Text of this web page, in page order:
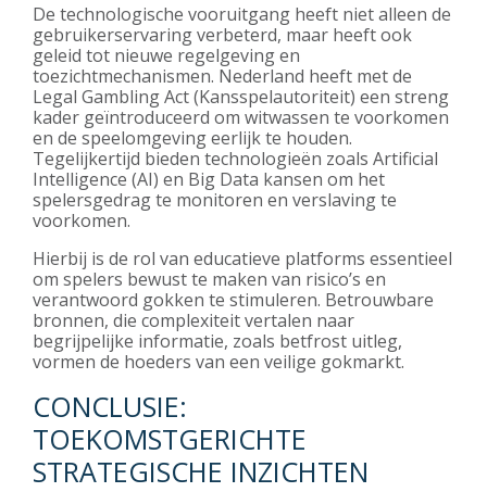
De technologische vooruitgang heeft niet alleen de
gebruikerservaring verbeterd, maar heeft ook
geleid tot nieuwe regelgeving en
toezichtmechanismen. Nederland heeft met de
Legal Gambling Act (Kansspelautoriteit) een streng
kader geïntroduceerd om witwassen te voorkomen
en de speelomgeving eerlijk te houden.
Tegelijkertijd bieden technologieën zoals Artificial
Intelligence (AI) en Big Data kansen om het
spelersgedrag te monitoren en verslaving te
voorkomen.
Hierbij is de rol van educatieve platforms essentieel
om spelers bewust te maken van risico’s en
verantwoord gokken te stimuleren. Betrouwbare
bronnen, die complexiteit vertalen naar
begrijpelijke informatie, zoals betfrost uitleg,
vormen de hoeders van een veilige gokmarkt.
CONCLUSIE:
TOEKOMSTGERICHTE
STRATEGISCHE INZICHTEN